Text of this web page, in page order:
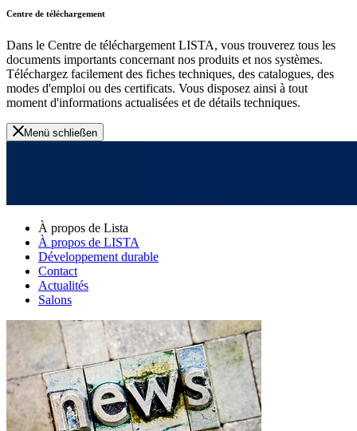
Centre de téléchargement
Dans le Centre de téléchargement LISTA, vous trouverez tous les
documents importants concernant nos produits et nos systèmes.
Téléchargez facilement des fiches techniques, des catalogues, des
modes d'emploi ou des certificats. Vous disposez ainsi à tout
moment d'informations actualisées et de détails techniques.
Menü schließen
À propos de Lista
À propos de LISTA
Développement durable
Contact
Actualités
Salons